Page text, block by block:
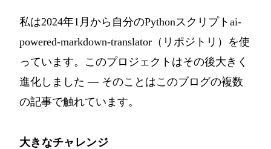
私は2024年1月から自分のPythonスクリプト ai-
powered-markdown-translator（リポジトリ） を使
っています。このプロジェクトはその後大きく
進化しました — そのことはこのブログの複数
の記事で触れています。
大きなチャレンジ